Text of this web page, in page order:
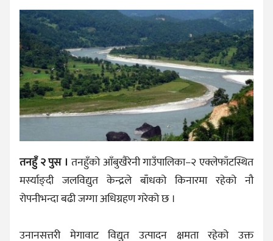
तनहुँ २ पुस ।तनहुँको आँबुखैरेनी गाउँपालिका–२ एक्लेफाँटस्थित
मर्स्याङ्दी जलविद्युत केन्द्रले बाँधको किनारमा रहेको नौ
रोपनीभन्दा बढी जग्गा अधिग्रहण गरेको छ ।
उनानसत्तरी मेगावाट विद्युत उत्पादन क्षमता रहेको उक्त